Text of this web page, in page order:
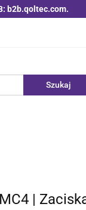
b2b.qoltec.com.
4G 5G
|